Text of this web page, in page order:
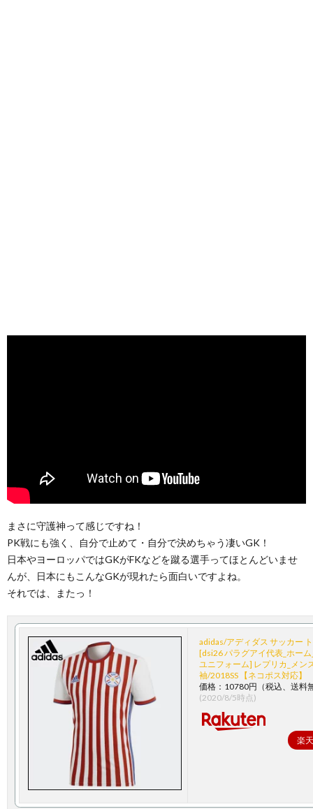
まさに守護神って感じですね！
PK戦にも強く、自分で止めて・自分で決めちゃう凄いGK！
日本やヨーロッパではGKがFKなどを蹴る選手ってほとんどいませ
んが、日本にもこんなGKが現れたら面白いですよね。
それでは、またっ！
adidas/アディダス サッカー
[dsi26 パラグアイ代表_ホー
ユニフォーム] レプリカ_メン
袖/2018SS 【ネコポス対応】
価格：10780円（税込、送料
(2020/8/5時点)
楽